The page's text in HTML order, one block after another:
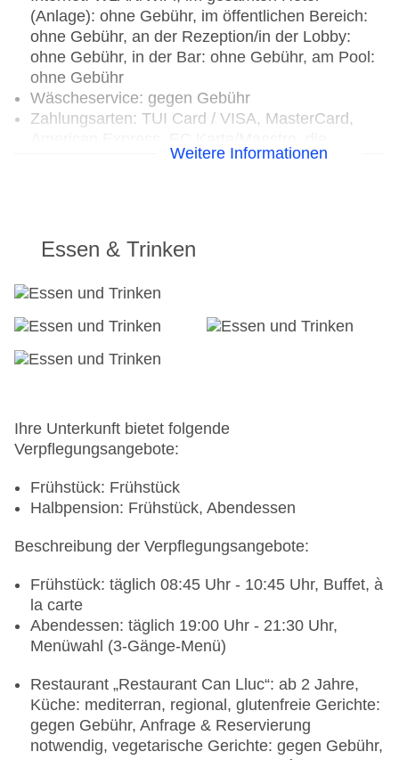
(Anlage): ohne Gebühr, im öffentlichen Bereich:
ohne Gebühr, an der Rezeption/in der Lobby:
ohne Gebühr, in der Bar: ohne Gebühr, am Pool:
ohne Gebühr
Wäscheservice: gegen Gebühr
Zahlungsarten: TUI Card / VISA, MasterCard,
Hinterlegung einer Kreditkarte beim Check In ist
Parkmöglichkeiten: Parkplatz (nach
Verfügbarkeit), unbewacht: ohne Gebühr, Anfrage
& Reservierung nicht notwendig
Tagungseinrichtungen: klimatisierte
Tagungsräume
Gebäudeanzahl: 5, Etagen: 1, Zimmer: 25,
Weitere Informationen
Essen & Trinken
Ihre Unterkunft bietet folgende
Verpflegungsangebote:
Frühstück: Frühstück
Halbpension: Frühstück, Abendessen
Beschreibung der Verpflegungsangebote:
Frühstück: täglich 08:45 Uhr - 10:45 Uhr, Buffet, à
la carte
Abendessen: täglich 19:00 Uhr - 21:30 Uhr,
Menüwahl (3-Gänge-Menü)
Restaurant „Restaurant Can Lluc“: ab 2 Jahre,
Küche: mediterran, regional, glutenfreie Gerichte:
gegen Gebühr, Anfrage & Reservierung
notwendig, vegetarische Gerichte: gegen Gebühr,